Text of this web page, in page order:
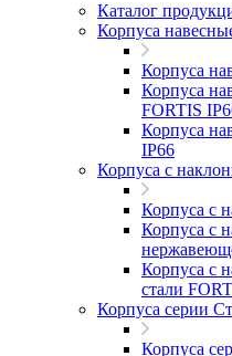
Каталог
Корпуса
Корпуса
Корпуса
FORTIS
Корпуса
IP66
Корпуса с
Корпуса с
Корпуса с
Корпуса с
стали
Корпуса серии
Корпуса